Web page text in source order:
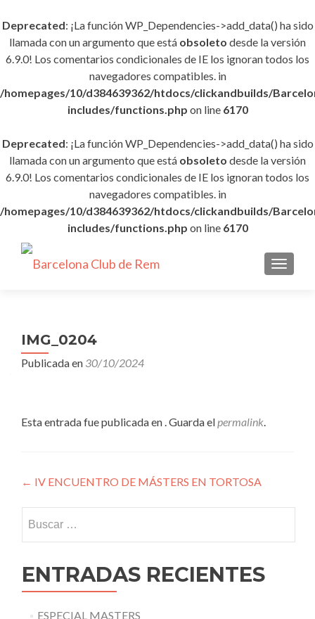
Deprecated: ¡La función WP_Dependencies->add_data() ha sido
llamada con un argumento que está obsoleto desde la versión
6.9.0! Los comentarios condicionales de IE los ignoran todos los
navegadores compatibles. in
/homepages/10/d384639362/htdocs/clickandbuilds/
includes/functions.php on line 6170
Deprecated: ¡La función WP_Dependencies->add_data() ha sido
llamada con un argumento que está obsoleto desde la versión
6.9.0! Los comentarios condicionales de IE los ignoran todos los
navegadores compatibles. in
/homepages/10/d384639362/htdocs/clickandbuilds/
includes/functions.php on line 6170
IMG_0204
Publicada en 30/10/2024
Esta entrada fue publicada en . Guarda elpermalink.
Navegación
de
entradas
← IV ENCUENTRO DE MÁSTERS EN TORTOSA
ENTRADAS RECIENTES
ESPECIAL MASTERS